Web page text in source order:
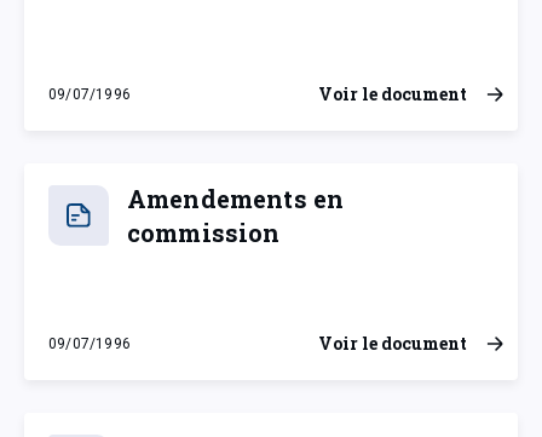
09/07/1996
mardi 9 juillet 1996
Voir le document
Amendements en
commission
09/07/1996
mardi 9 juillet 1996
Voir le document